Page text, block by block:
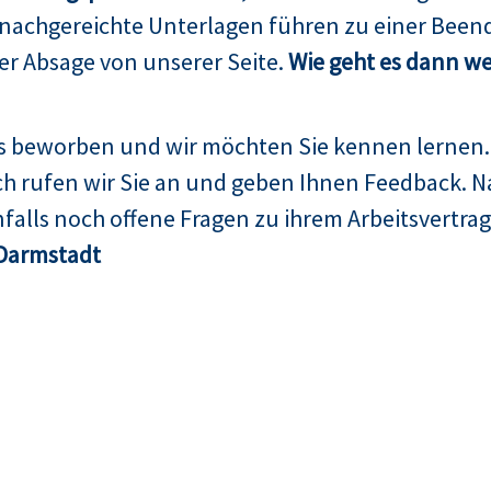
Unterlagen führen zu einer
Absage von unserer Seite.Wie geht es dann
beworben und wir möchten Sie kennen
rufen wir Sie an und geben Ihnen Feedback.
noch offene Fragen zu ihrem